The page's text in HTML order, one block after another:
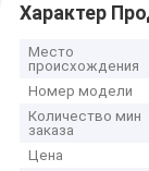
Характер
Место
происхождения
Номер модели
Количество мин
заказа
Цена